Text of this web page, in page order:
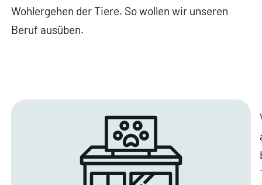
Wohlergehen der Tiere. So wollen wir unseren
Beruf ausüben.